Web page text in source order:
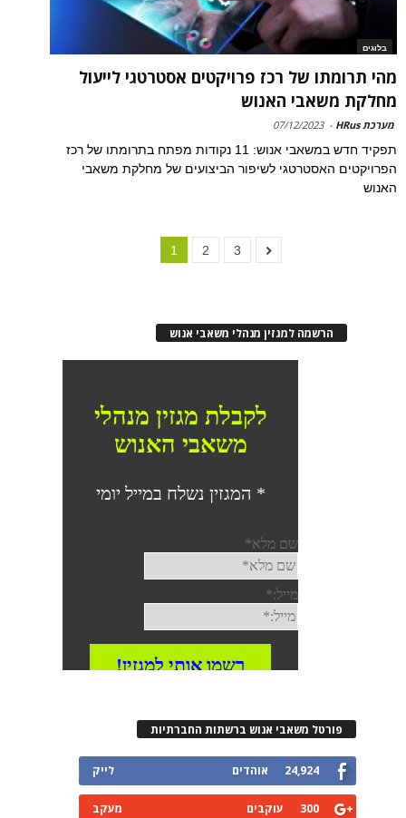
בלוגים
מהי תרומתו של רכז פרויקטים אסטרטגי לייעול
מחלקת משאבי האנוש
מערכת HRus -
07/12/2023
תפקיד חדש במשאבי אנוש: 11 נקודות מפתח בתרומתו של רכז
הפרויקטים האסטרטגי לשיפור הביצועים של מחלקת משאבי
האנוש
1 2 3
הרשמה למגזין מנהלי משאבי אנוש
פורטל משאבי אנוש ברשתות החברתיות
24,924 אוהדים לייק
300 עוקבים מעקב